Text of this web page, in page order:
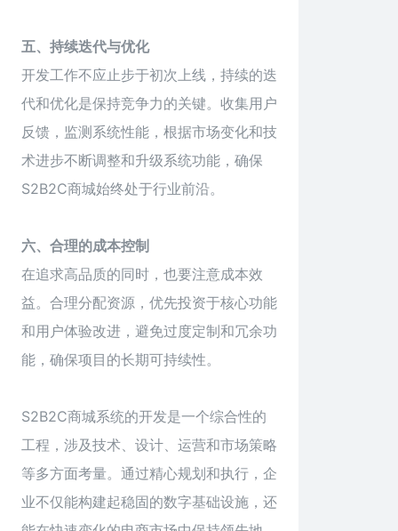
五、持续迭代与优化
开发工作不应止步于初次上线，持续的迭
代和优化是保持竞争力的关键。收集用户
反馈，监测系统性能，根据市场变化和技
术进步不断调整和升级系统功能，确保
S2B2C商城始终处于行业前沿。
六、合理的成本控制
在追求高品质的同时，也要注意成本效
益。合理分配资源，优先投资于核心功能
和用户体验改进，避免过度定制和冗余功
能，确保项目的长期可持续性。
S2B2C商城系统的开发是一个综合性的
工程，涉及技术、设计、运营和市场策略
等多方面考量。通过精心规划和执行，企
业不仅能构建起稳固的数字基础设施，还